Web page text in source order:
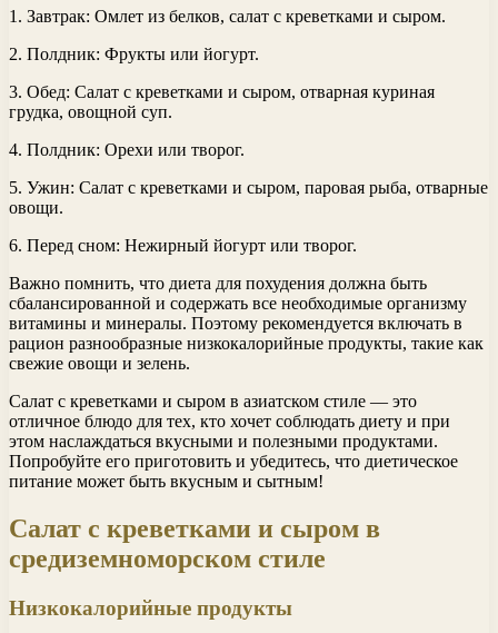
1. Завтрак: Омлет из белков, салат с креветками и сыром.
2. Полдник: Фрукты или йогурт.
3. Обед: Салат с креветками и сыром, отварная куриная
грудка, овощной суп.
4. Полдник: Орехи или творог.
5. Ужин: Салат с креветками и сыром, паровая рыба, отварные
овощи.
6. Перед сном: Нежирный йогурт или творог.
Важно помнить, что диета для похудения должна быть
сбалансированной и содержать все необходимые организму
витамины и минералы. Поэтому рекомендуется включать в
рацион разнообразные низкокалорийные продукты, такие как
свежие овощи и зелень.
Салат с креветками и сыром в азиатском стиле — это
отличное блюдо для тех, кто хочет соблюдать диету и при
этом наслаждаться вкусными и полезными продуктами.
Попробуйте его приготовить и убедитесь, что диетическое
питание может быть вкусным и сытным!
Салат с креветками и сыром в
средиземноморском стиле
Низкокалорийные продукты